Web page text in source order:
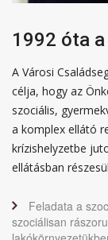
1992 óta
A Városi
célja, hogy az
szociális,
a komplex ellátó
krízishelyzetbe
ellátásban
Feladata a
szociálisan